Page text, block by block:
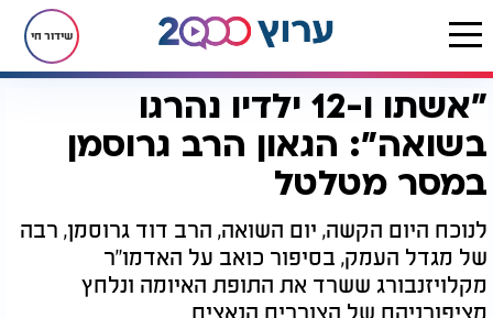
שידור חי
דף הבית יהדות השואה "אשתו ו-12 ילדיו נהרגו בשואה": הגאון הרב גרוסמן במסר מטלטל
"אשתו ו-12 ילדיו נהרגו
בשואה": הגאון הרב גרוסמן
במסר מטלטל
לנוכח היום הקשה, יום השואה, הרב דוד גרוסמן, רבה
של מגדל העמק, בסיפור כואב על האדמו"ר
מקלויזנבורג ששרד את התופת האיומה ונלחץ
מציפורניהם של הצוררים הנאצים